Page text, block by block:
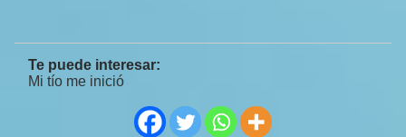
Te puede interesar:
Mi tío me inició